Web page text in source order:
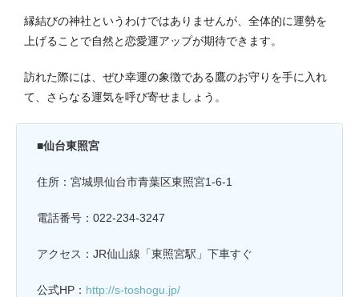
縁結びの神社というわけではありませんが、全体的に運勢を
上げることで自然と恋愛運アップが期待できます。
訪れた際には、ぜひ幸運の象徴である鷹のお守りを手に入れ
て、さらなる運気を呼び寄せましょう。
■仙台東照宮
住所：宮城県仙台市青葉区東照宮1-6-1
電話番号：022-234-3247
アクセス：JR仙山線「東照宮駅」下車すぐ
公式HP： http://s-toshogu.jp/